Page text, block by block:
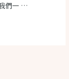
們一 …